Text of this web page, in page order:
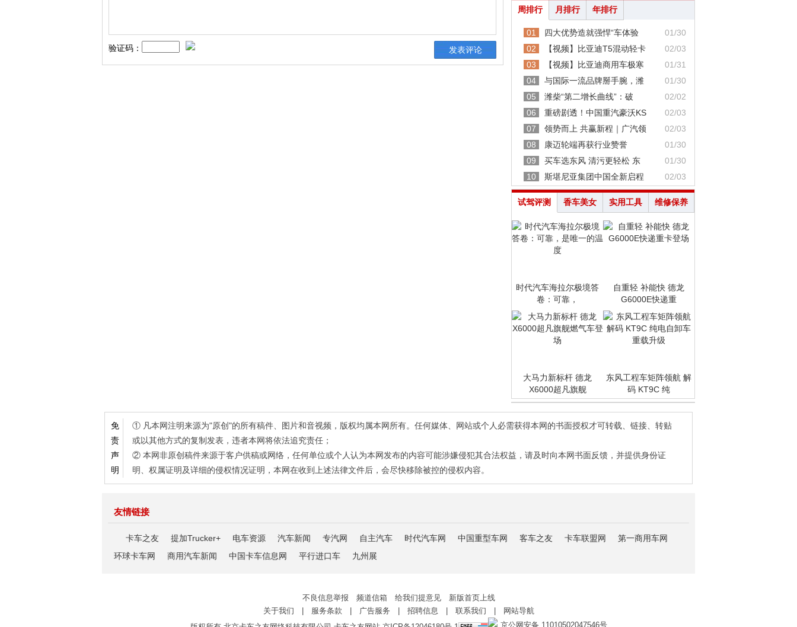
验证码：
周排行 月排行 年排行
01 四大优势造就强悍“车体验
01/30
02
【视频】比亚迪T5混动轻卡
02/03
03
【视频】比亚迪商用车极寒
01/31
04
与国际一流品牌掰手腕，潍
01/30
05
潍柴“第二增长曲线”：破
02/02
06
重磅剧透！中国重汽豪沃KS
02/03
07
领势而上 共赢新程｜广汽领
02/03
08
康迈轮端再获行业赞誉
01/30
09
买车选东风 清污更轻松 东
01/30
10
斯堪尼亚集团中国全新启程 02/03
试驾评测 香车美女 实用工具 维修保养
时代汽车海拉尔极境答
卷：可靠，
自重轻 补能快 德龙
G6000E快递重
大马力新标杆 德龙
X6000超凡旗舰
东风工程车矩阵领航 解
码 KT9C 纯
免
责
声
明
① 凡本网注明来源为"原创"的所有稿件、图片和音视频，版权均属本网所有。任何媒体、网站或个人必需获得本网的书面授权才可转载、链接、转贴
或以其他方式的复制发表，违者本网将依法追究责任；
② 本网非原创稿件来源于客户供稿或网络，任何单位或个人认为本网发布的内容可能涉嫌侵犯其合法权益，请及时向本网书面反馈，并提供身份证
明、权属证明及详细的侵权情况证明，本网在收到上述法律文件后，会尽快移除被控的侵权内容。
友情链接
卡车之友 提加Trucker+ 电车资源 汽车新闻 专汽网 自主汽车 时代汽车网 中国重型车网 客车之友 卡车联盟网
第一商用车网
环球卡车网
商用汽车新闻 中国卡车信息网 平行进口车 九州展
不良信息举报 频道信箱 给我们提意见 新版首页上线
关于我们
服务条款 广告服务 招聘信息 联系我们
网站导航
京公网安备 11010502047546号